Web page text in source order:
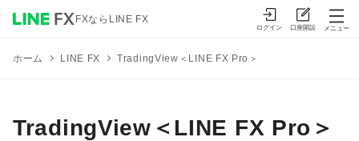
ホーム LINE FX TradingView＜LINE FX Pro＞
TradingView＜LINE FX Pro＞
FXならLINE FX
ログイン 口座開設 メニュー